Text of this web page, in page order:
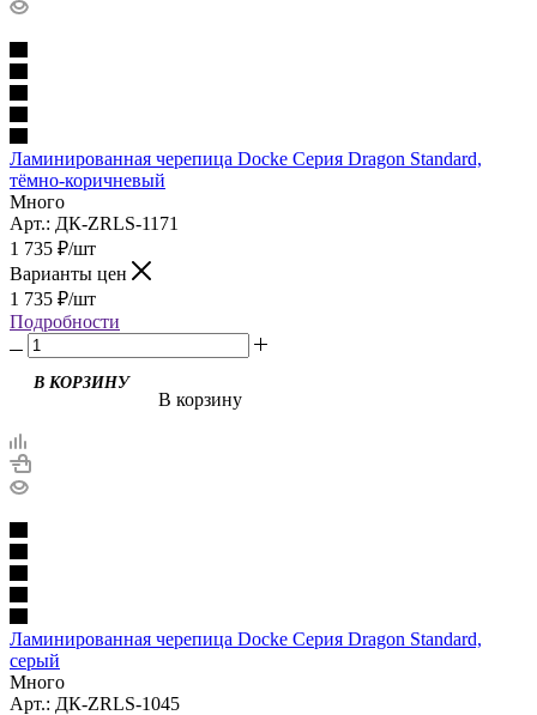
Ламинированная черепица Docke Серия Dragon Standard,
тёмно-коричневый
Много
Арт.: ДК-ZRLS-1171
1 735 ₽/шт
Варианты цен
1 735 ₽/шт
Подробности
В КОРЗИНУ
В корзину
Ламинированная черепица Docke Серия Dragon Standard,
серый
Много
Арт.: ДК-ZRLS-1045